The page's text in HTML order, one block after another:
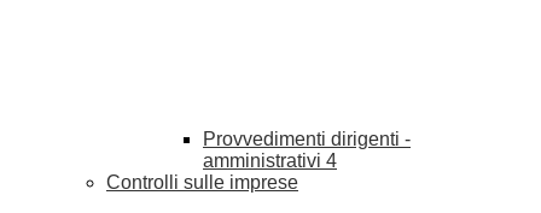
Provvedimenti dirigenti -
amministrativi 4
Controlli sulle imprese